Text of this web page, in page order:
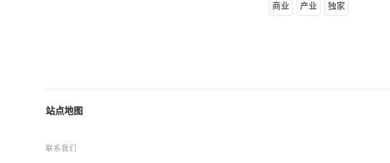
商业 产业 独家
站点地图
联系我们